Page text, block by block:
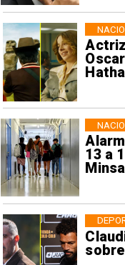
13 a
Minsal